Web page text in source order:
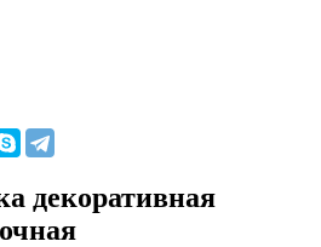
декоративная